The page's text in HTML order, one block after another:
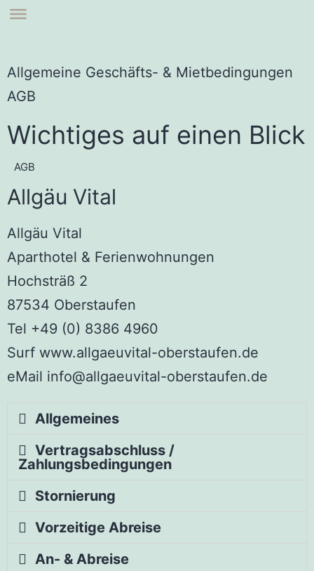
Allgemeine Geschäfts- & Mietbedingungen
AGB
Wichtiges auf einen Blick
AGB
Allgäu Vital
Allgäu Vital
Aparthotel & Ferienwohnungen
Hochsträß 2
87534 Oberstaufen
Tel +49 (0) 8386 4960
Surf www.allgaeuvital-oberstaufen.de
eMail info@allgaeuvital-oberstaufen.de
Allgemeines
Vertragsabschluss /
Zahlungsbedingungen
Stornierung
Vorzeitige Abreise
An- & Abreise